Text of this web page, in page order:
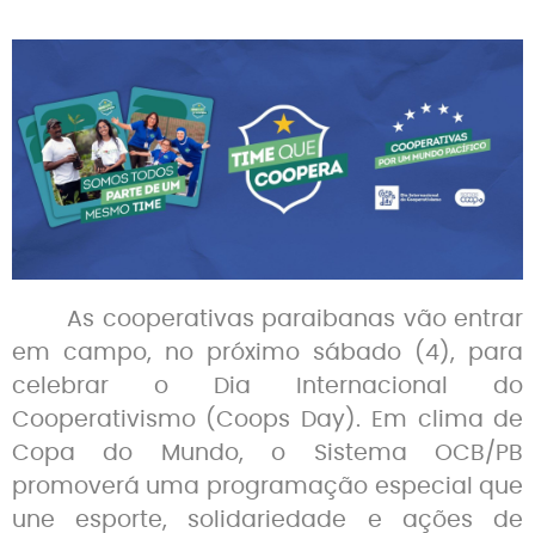
As cooperativas paraibanas vão entrar
em campo, no próximo sábado (4), para
celebrar o Dia Internacional do
Cooperativismo (Coops Day). Em clima de
Copa do Mundo, o Sistema OCB/PB
promoverá uma programação especial que
une esporte, solidariedade e ações de